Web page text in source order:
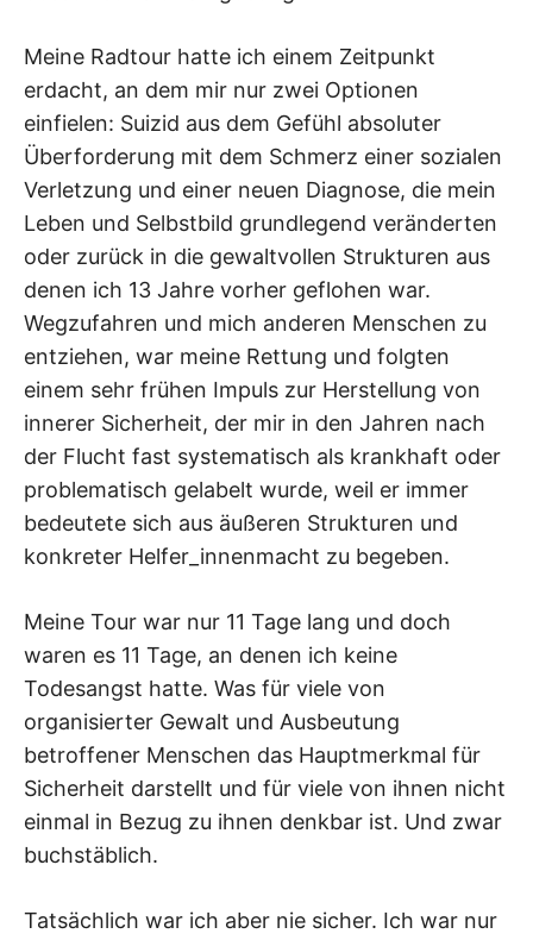
Meine Radtour hatte ich einem Zeitpunkt
erdacht, an dem mir nur zwei Optionen
einfielen: Suizid aus dem Gefühl absoluter
Überforderung mit dem Schmerz einer sozialen
Verletzung und einer neuen Diagnose, die mein
Leben und Selbstbild grundlegend veränderten
oder zurück in die gewaltvollen Strukturen aus
denen ich 13 Jahre vorher geflohen war.
Wegzufahren und mich anderen Menschen zu
entziehen, war meine Rettung und folgten
einem sehr frühen Impuls zur Herstellung von
innerer Sicherheit, der mir in den Jahren nach
der Flucht fast systematisch als krankhaft oder
problematisch gelabelt wurde, weil er immer
bedeutete sich aus äußeren Strukturen und
konkreter Helfer_innenmacht zu begeben.
Meine Tour war nur 11 Tage lang und doch
waren es 11 Tage, an denen ich keine
Todesangst hatte. Was für viele von
organisierter Gewalt und Ausbeutung
betroffener Menschen das Hauptmerkmal für
Sicherheit darstellt und für viele von ihnen nicht
einmal in Bezug zu ihnen denkbar ist. Und zwar
buchstäblich.
Tatsächlich war ich aber nie sicher. Ich war nur